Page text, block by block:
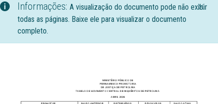
Informações: A visualização do documento pode não exibir
todas as páginas. Baixe ele para visualizar o documento
completo.